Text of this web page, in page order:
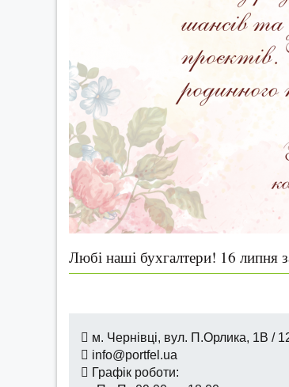
Любі наші бухгалтери! 16 липня
м. Чернівці, вул. П.Орлика, 1В /
info@portfel.ua
Графік роботи: